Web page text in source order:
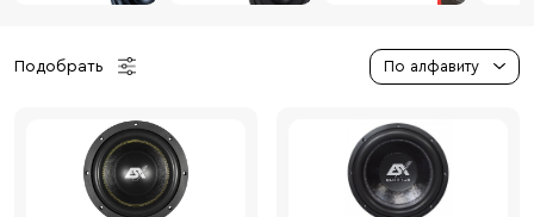
Подобрать По алфавиту